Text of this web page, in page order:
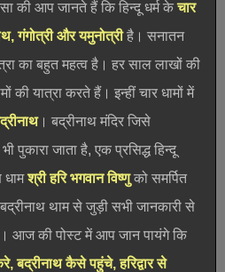
की आप जानते हैं कि हिन्दू धर्म केचार
गंगोत्री और यमुनोत्रीहै। सनातन
का बहुत महत्व है। हर साल लाखों की
की यात्रा करते हैं। इन्हीं चार धामों में
। बद्रीनाथ मंदिर जिसे
पुकारा जाता है, एक प्रसिद्ध हिन्दू
धामश्री हरि भगवान विष्णुको समर्पित
थाम से जुड़ी सभी जानकारी से
आज की पोस्ट में आप जान पायंगे कि
बद्रीनाथ कैसे पहुंचे, हरिद्वार से